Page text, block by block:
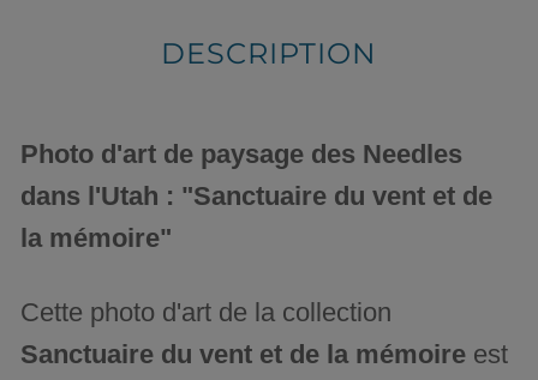
DESCRIPTION
Photo d'art de paysage des Needles
dans l'Utah : "Sanctuaire du vent et de
la mémoire"
Cette photo d'art de la collection
Sanctuaire du vent et de la mémoire est